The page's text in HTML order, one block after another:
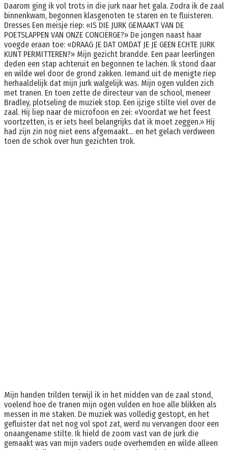
Daarom ging ik vol trots in die jurk naar het gala. Zodra ik de zaal
binnenkwam, begonnen klasgenoten te staren en te fluisteren.
Dresses Een meisje riep: «IS DIE JURK GEMAAKT VAN DE
POETSLAPPEN VAN ONZE CONCIËRGE?» De jongen naast haar
voegde eraan toe: «DRAAG JE DAT OMDAT JE JE GEEN ECHTE JURK
KUNT PERMITTEREN?» Mijn gezicht brandde. Een paar leerlingen
deden een stap achteruit en begonnen te lachen. Ik stond daar
en wilde wel door de grond zakken. Iemand uit de menigte riep
herhaaldelijk dat mijn jurk walgelijk was. Mijn ogen vulden zich
met tranen. En toen zette de directeur van de school, meneer
Bradley, plotseling de muziek stop. Een ijzige stilte viel over de
zaal. Hij liep naar de microfoon en zei: «Voordat we het feest
voortzetten, is er iets heel belangrijks dat ik moet zeggen.» Hij
had zijn zin nog niet eens afgemaakt… en het gelach verdween
toen de schok over hun gezichten trok.
Mijn handen trilden terwijl ik in het midden van de zaal stond,
voelend hoe de tranen mijn ogen vulden en hoe alle blikken als
messen in me staken. De muziek was volledig gestopt, en het
gefluister dat net nog vol spot zat, werd nu vervangen door een
onaangename stilte. Ik hield de zoom vast van de jurk die
gemaakt was van mijn vaders oude overhemden en wilde alleen